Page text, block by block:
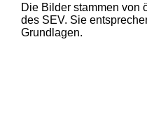
Die Bilder stammen von
des SEV. Sie
Grundlagen.